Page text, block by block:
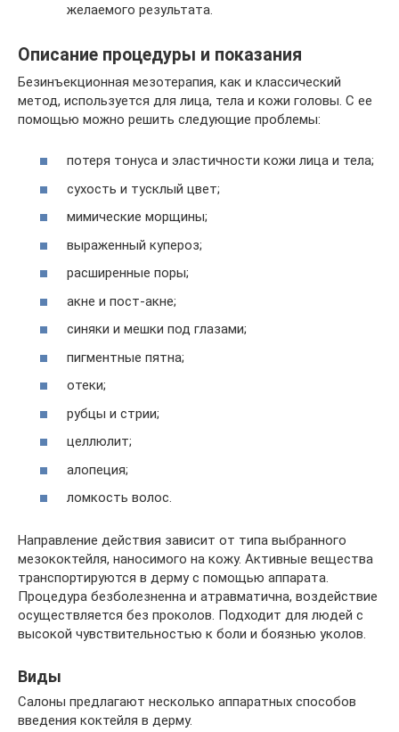
желаемого результата.
Описание процедуры и показания
Безинъекционная мезотерапия, как и классический
метод, используется для лица, тела и кожи головы. С ее
помощью можно решить следующие проблемы:
потеря тонуса и эластичности кожи лица и тела;
сухость и тусклый цвет;
мимические морщины;
выраженный купероз;
расширенные поры;
акне и пост-акне;
синяки и мешки под глазами;
пигментные пятна;
отеки;
рубцы и стрии;
целлюлит;
алопеция;
ломкость волос.
Направление действия зависит от типа выбранного
мезококтейля, наносимого на кожу. Активные вещества
транспортируются в дерму с помощью аппарата.
Процедура безболезненна и атравматична, воздействие
осуществляется без проколов. Подходит для людей с
высокой чувствительностью к боли и боязнью уколов.
Виды
Салоны предлагают несколько аппаратных способов
введения коктейля в дерму.